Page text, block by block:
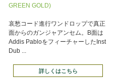
GREEN GOLD)
哀愁コード進行ワンドロップで真正
面からのガンジャアンセム。B面は
Addis PabloをフィーチャーしたInst
Dub ...
詳しくはこちら